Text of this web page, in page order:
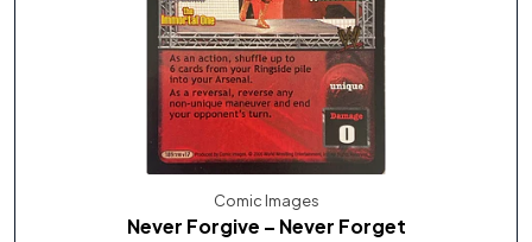
Comic Images
Never Forgive – Never Forget